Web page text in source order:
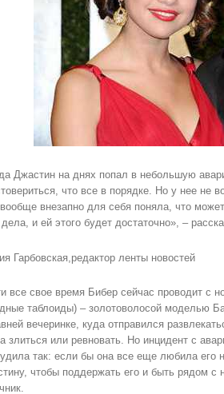
Джастин на днях попал в небольшую
что все в порядке. Но у нее не
внезапно для себя поняла, что
дела, и ей этого будет достаточно», –
Гарбовская,редактор ленты новостей
все свое время Бибер сейчас проводит с
таблоиды) – золотоволосой моделью
вечеринке, куда отправился
злиться или ревновать. Но инцидент с
так: если бы она все еще любила его
чтобы поддержать его и быть рядом с